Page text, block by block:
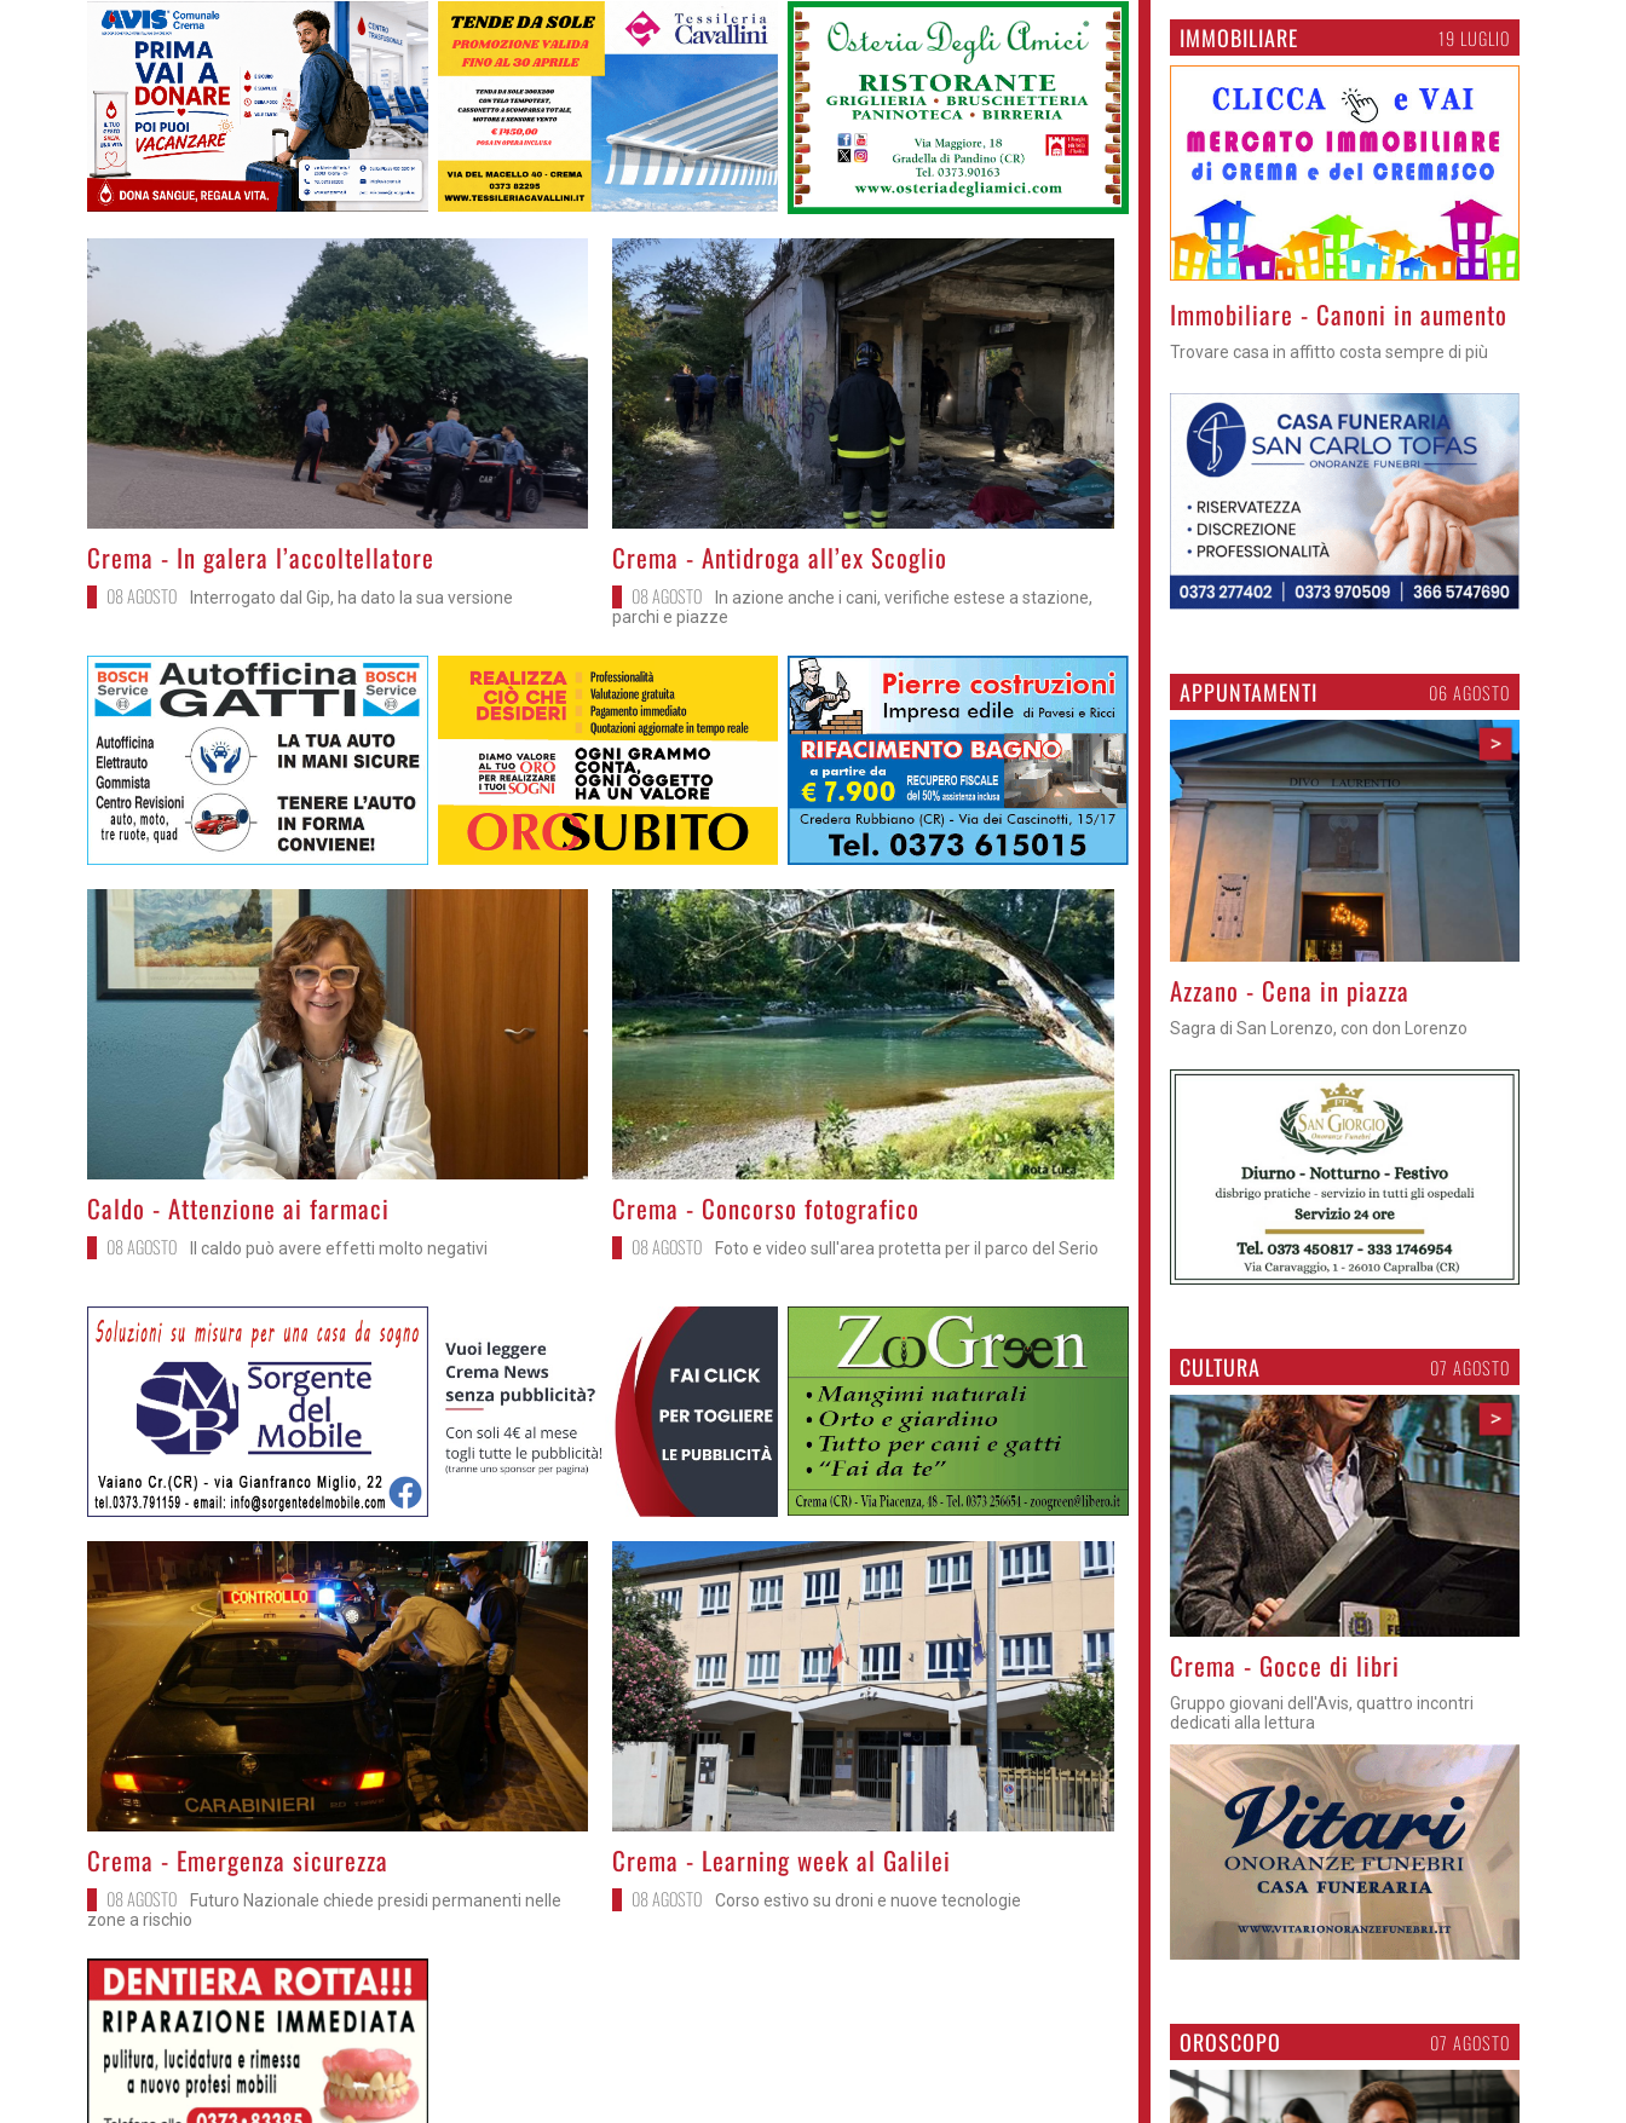
>
Crema - In galera l’accoltellatore
08 AGOSTO Interrogato dal Gip, ha dato la sua versione
>
Crema - Antidroga all’ex Scoglio
08 AGOSTO
In azione anche i cani, verifiche estese a stazione,
parchi e piazze
>
Caldo - Attenzione ai farmaci
08 AGOSTO Il caldo può avere effetti molto negativi
>
Crema - Concorso fotografico
08 AGOSTO Foto e video sull'area protetta per il parco del Serio
>
Crema - Emergenza sicurezza
08 AGOSTO
Futuro Nazionale chiede presidi permanenti nelle
zone a rischio
>
Crema - Learning week al Galilei
08 AGOSTO Corso estivo su droni e nuove tecnologie
IMMOBILIARE 19 LUGLIO
>Immobiliare - Canoni in aumento
Trovare casa in affitto costa sempre di più
APPUNTAMENTI 06 AGOSTO
>
Gli appuntamenti fino a sabato
Cosa fare questi giorni nel Cremasco
CULTURA 07 AGOSTO
>
Crema - Gocce di libri
Gruppo giovani dell'Avis, quattro incontri
dedicati alla lettura
OROSCOPO 07 AGOSTO